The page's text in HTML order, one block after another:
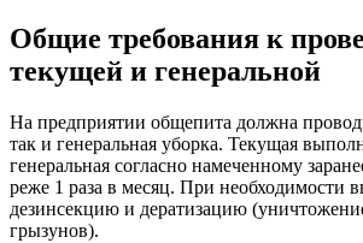
Общие требования к
текущей и генеральной
На предприятии общепита должна
так и генеральная уборка. Текущая
генеральная согласно намеченному
реже 1 раза в месяц. При необходимости
дезинсекцию и дератизацию
грызунов).